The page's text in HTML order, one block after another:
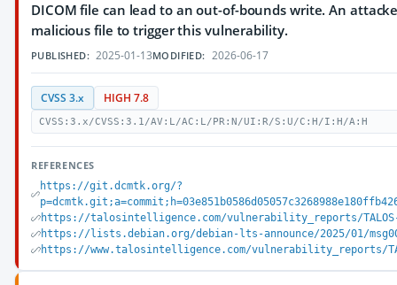
DICOM file can lead to an out-of-bounds write. An
malicious file to trigger this vulnerability.
PUBLISHED: 2025-01-13MODIFIED: 2026-06-17
CVSS 3.x HIGH 7.8
CVSS:3.x/CVSS:3.1/AV:L/AC:L/PR:N/UI:R/S:U/C:H/I:H/A:H
REFERENCES
https://git.dcmtk.org/?
https://talosintelligence.com/vulnerability_reports/TALOS-
https://lists.debian.org/debian-lts-announce/2025/01/
https://www.talosintelligence.com/vulnerability_reports/